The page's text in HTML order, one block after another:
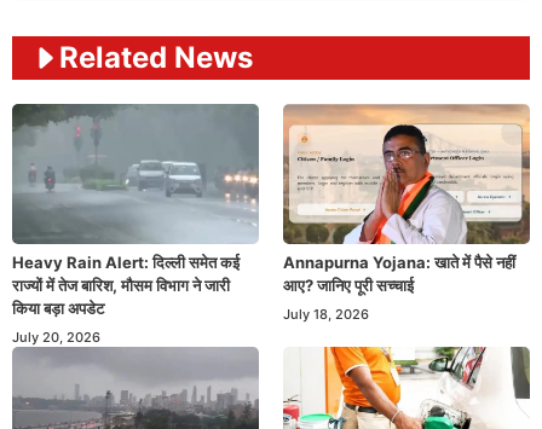
Related News
Heavy Rain Alert: दिल्ली समेत कई
राज्यों में तेज बारिश, मौसम विभाग ने जारी
किया बड़ा अपडेट
July 20, 2026
Annapurna Yojana: खाते में पैसे नहीं
आए? जानिए पूरी सच्चाई
July 18, 2026